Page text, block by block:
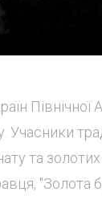
та
"Золота